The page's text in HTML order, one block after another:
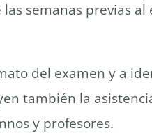
semanas previas
del examen y a
también la
y profesores.